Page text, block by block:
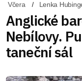
Včera Lenka
Anglické
Nebílovy.
taneční sál